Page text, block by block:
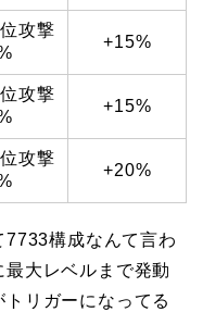
攻撃
+15%
攻撃
+15%
攻撃
+20%
構成なんて言わ
大レベルまで発動
リガーになってる